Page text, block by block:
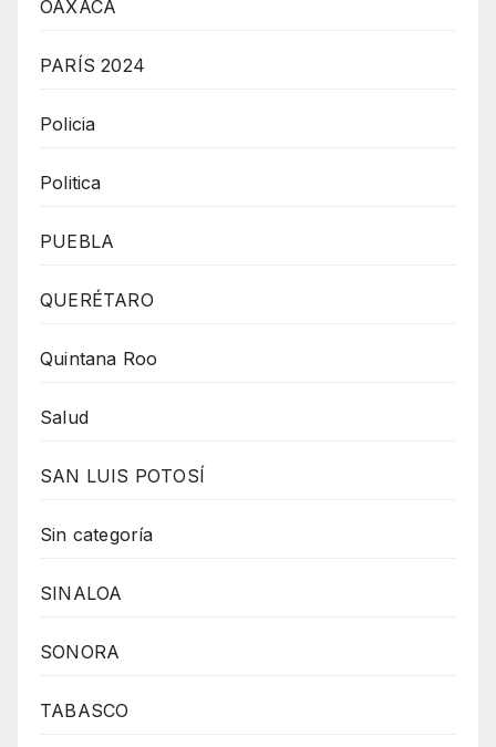
OAXACA
PARÍS 2024
Policia
Politica
PUEBLA
QUERÉTARO
Quintana Roo
Salud
SAN LUIS POTOSÍ
Sin categoría
SINALOA
SONORA
TABASCO